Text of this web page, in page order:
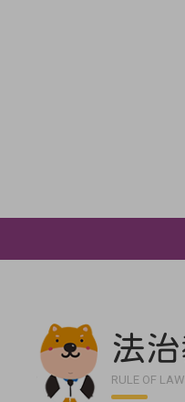
法
RULE OF